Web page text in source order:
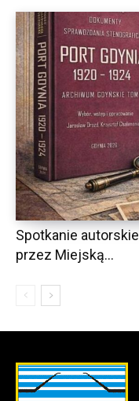
Spotkanie
przez Miejską...